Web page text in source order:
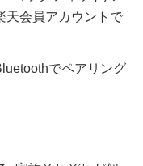
天会員アカウントで
でペアリング